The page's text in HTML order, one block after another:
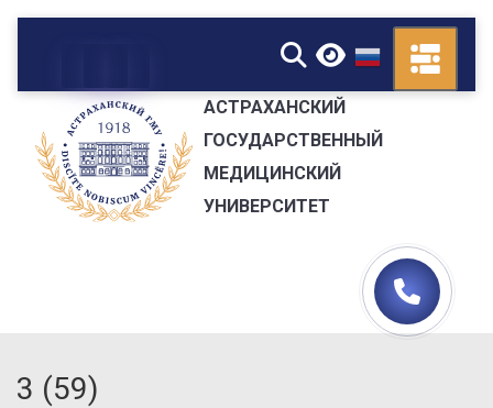
▼
АСТРАХАНСКИЙ
ГОСУДАРСТВЕННЫЙ
МЕДИЦИНСКИЙ
УНИВЕРСИТЕТ
3 (59)